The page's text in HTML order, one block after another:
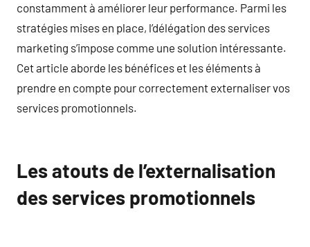
constamment à améliorer leur performance. Parmi les
stratégies mises en place, l’délégation des services
marketing s’impose comme une solution intéressante.
Cet article aborde les bénéfices et les éléments à
prendre en compte pour correctement externaliser vos
services promotionnels.
Les atouts de l’externalisation
des services promotionnels